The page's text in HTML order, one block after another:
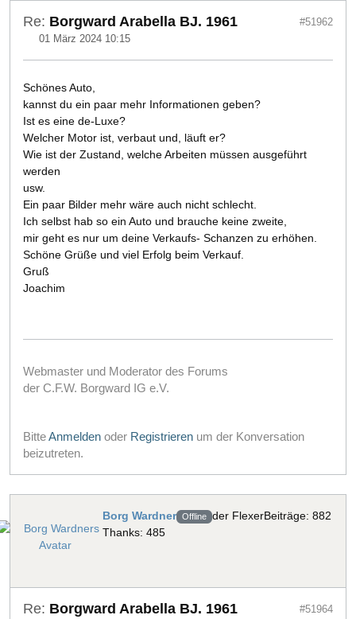
Re: Borgward Arabella BJ. 1961
01 März 2024 10:15
#51962
Schönes Auto,
kannst du ein paar mehr Informationen geben?
Ist es eine de-Luxe?
Welcher Motor ist, verbaut und, läuft er?
Wie ist der Zustand, welche Arbeiten müssen ausgeführt
werden
usw.
Ein paar Bilder mehr wäre auch nicht schlecht.
Ich selbst hab so ein Auto und brauche keine zweite,
mir geht es nur um deine Verkaufs- Schanzen zu erhöhen.
Schöne Grüße und viel Erfolg beim Verkauf.
Gruß
Joachim
Webmaster und Moderator des Forums
der C.F.W. Borgward IG e.V.
BitteAnmelden oder Registrieren um der Konversation
beizutreten.
Borg Wardner Offline der FlexerBeiträge: 882
Thanks: 485
Re: Borgward Arabella BJ. 1961 #51964